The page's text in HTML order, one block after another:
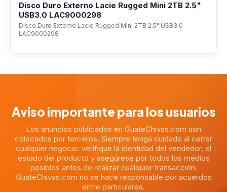
Disco Duro Externo Lacie Rugged Mini 2TB 2.5"
USB3.0 LAC9000298
Disco Duro Externo Lacie Rugged Mini 2TB 2.5" USB3.0
LAC9000298
Aviso importante para los usuarios
Los anuncios publicados en GuateChivas.com son
colocados por terceros. Siempre tenga cuidado al cerrar
cualquier negocio: verifique la identidad del vendedor, el
estado del producto y asegúrese por todos los medios
posibles antes de realizar cualquier transacción.
GuateChivas.com no se hace responsable por acuerdos
entre particulares.